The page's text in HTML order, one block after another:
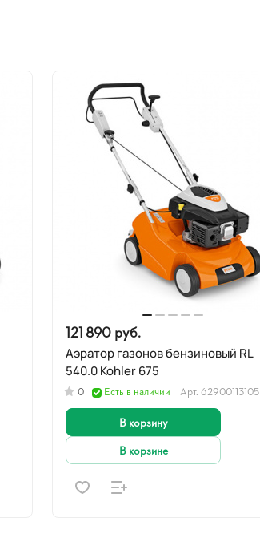
121 890 руб.
Аэратор газонов бензиновый RL
540.0 Kohler 675
0 Есть в наличии Арт. 62900113105
В корзину
В корзине